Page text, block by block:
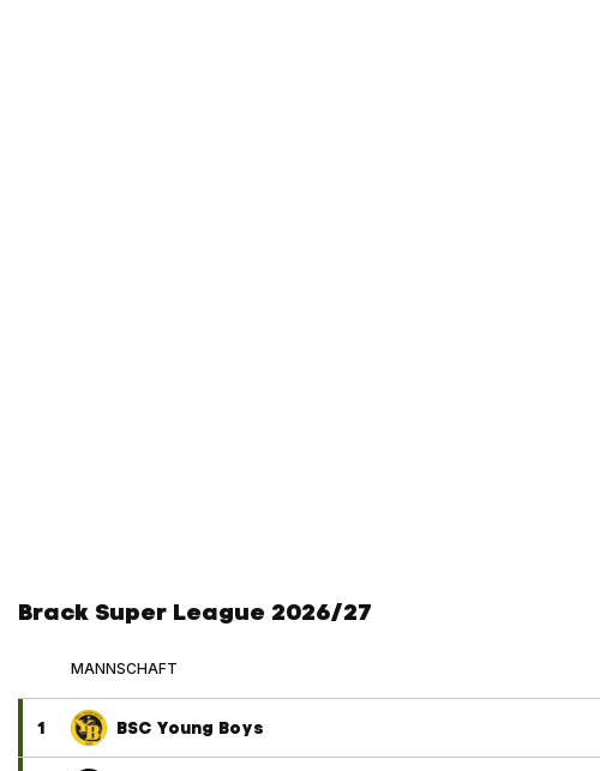
Brack Super League 2026/27
MANNSCHAFT
1 BSC Young Boys